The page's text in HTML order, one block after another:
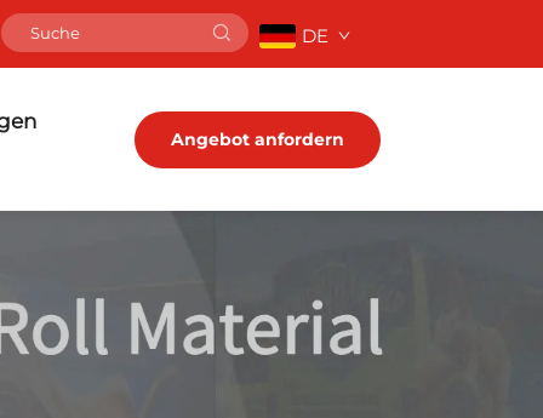
DE
Angebot anfordern